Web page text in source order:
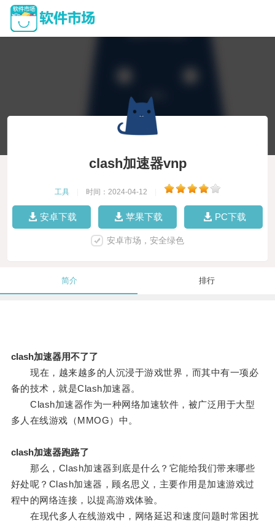
clash加速器vnp
工具 时间：2024-04-12
安卓下载 苹果下载 PC下载
安卓市场，安全绿色
简介 排行
clash加速器用不了了
现在，越来越多的人沉浸于游戏世界，而其中有一项必
备的技术，就是Clash加速器。
Clash加速器作为一种网络加速软件，被广泛用于大型
多人在线游戏（MMOG）中。
clash加速器跑路了
那么，Clash加速器到底是什么？它能给我们带来哪些
好处呢？Clash加速器，顾名思义，主要作用是加速游戏过
程中的网络连接，以提高游戏体验。
在现代多人在线游戏中，网络延迟和速度问题时常困扰